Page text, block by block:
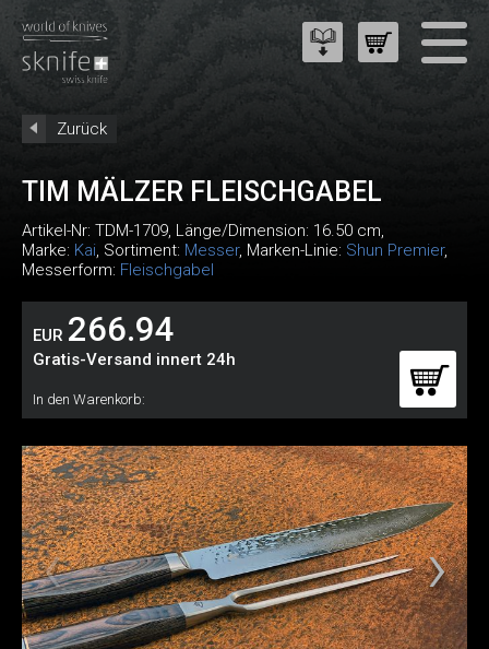
Zurück
TIM MÄLZER FLEISCHGABEL
Artikel-Nr: TDM-1709, Länge/Dimension: 16.50 cm,
Marke: Kai, Sortiment: Messer, Marken-Linie: Shun Premier,
Messerform: Fleischgabel
EUR 266.94
Gratis-Versand innert 24h
In den Warenkorb: